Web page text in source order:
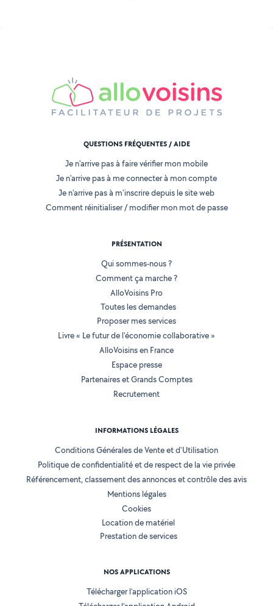
QUESTIONS FRÉQUENTES / AIDE
Je n'arrive pas à faire vérifier mon mobile
Je n'arrive pas à me connecter à mon compte
Je n'arrive pas à m'inscrire depuis le site web
Comment réinitialiser / modifier mon mot de passe
PRÉSENTATION
Qui sommes-nous ?
Comment ça marche ?
AlloVoisins Pro
Toutes les demandes
Proposer mes services
Livre « Le futur de l'économie collaborative »
AlloVoisins en France
Espace presse
Partenaires et Grands Comptes
Recrutement
INFORMATIONS LÉGALES
Conditions Générales de Vente et d'Utilisation
Politique de confidentialité et de respect de la vie privée
Référencement, classement des annonces et contrôle des avis
Mentions légales
Cookies
Location de matériel
Prestation de services
NOS APPLICATIONS
Télécharger l’application iOS